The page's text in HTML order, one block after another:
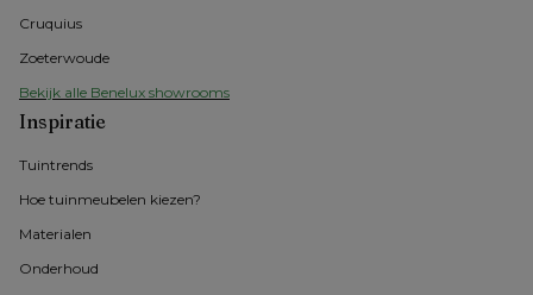
Cruquius
Zoeterwoude
Bekijk alle Benelux showrooms
Inspiratie
Tuintrends
Hoe tuinmeubelen kiezen?
Materialen
Onderhoud